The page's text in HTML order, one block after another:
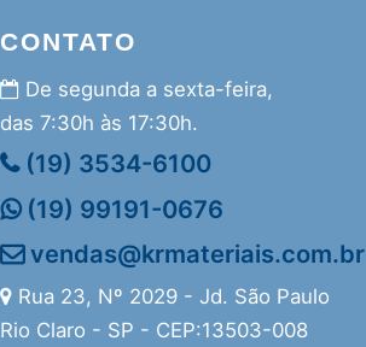
CONTATO
De segunda a sexta-feira,
das 7:30h às 17:30h.
(19) 3534-6100
(19) 99191-0676
vendas@krmateriais.com.br
Rua 23, Nº 2029 - Jd. São Paulo
Rio Claro - SP - CEP:13503-008